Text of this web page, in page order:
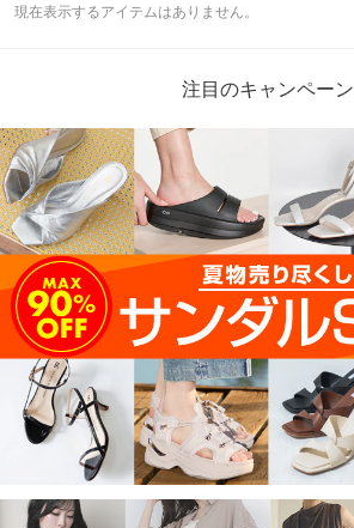
現在表示するアイテムはありません。
注目のキャンペーン